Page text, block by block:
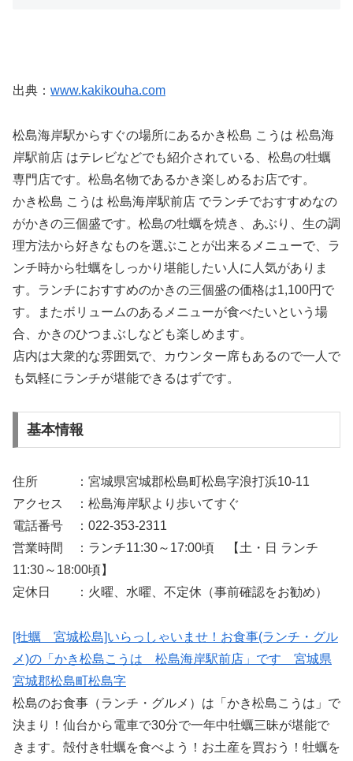
出典： www.kakikouha.com
松島海岸駅からすぐの場所にあるかき松島 こうは 松島海
岸駅前店 はテレビなどでも紹介されている、松島の牡蠣
専門店です。松島名物であるかき楽しめるお店です。
かき松島 こうは 松島海岸駅前店 でランチでおすすめなの
がかきの三個盛です。松島の牡蠣を焼き、あぶり、生の調
理方法から好きなものを選ぶことが出来るメニューで、ラ
ンチ時から牡蠣をしっかり堪能したい人に人気がありま
す。ランチにおすすめのかきの三個盛の価格は1,100円で
す。またボリュームのあるメニューが食べたいという場
合、かきのひつまぶしなども楽しめます。
店内は大衆的な雰囲気で、カウンター席もあるので一人で
も気軽にランチが堪能できるはずです。
基本情報
住所 ：宮城県宮城郡松島町松島字浪打浜10-11
アクセス ：松島海岸駅より歩いてすぐ
電話番号 ：022-353-2311
営業時間 ：ランチ11:30～17:00頃 【土・日 ランチ
11:30～18:00頃】
定休日 ：火曜、水曜、不定休（事前確認をお勧め）
[牡蠣 宮城松島]いらっしゃいませ！お食事(ランチ・グル
メ)の「かき松島こうは 松島海岸駅前店」です 宮城県
宮城郡松島町松島字
松島のお食事（ランチ・グルメ）は「かき松島こうは」で
決まり！仙台から電車で30分で一年中牡蠣三昧が堪能で
きます。殻付き牡蠣を食べよう！お土産を買おう！牡蠣を